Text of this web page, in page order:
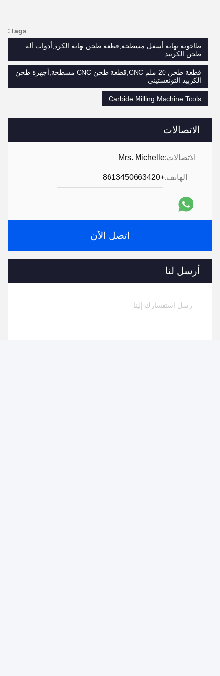
الاتصالات
الاتصالات:Mrs. Michelle
الهاتف:+8613450663420
اتصل الآن
أرسل لنا
Tags:
طاحونة نهاية أسفل مسطحة,قطعة طحن نهاية الكرة,أدوات آلة
طحن الكربيد
قطعة طحن 20 ملم CNC,قطعة طحن CNC مسطحة,أجهزة طحن
الكربيد التونغستيني
Carbide Milling Machine Tools